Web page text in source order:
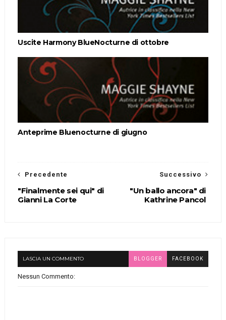
Uscite Harmony BlueNocturne di ottobre
Anteprime Bluenocturne di giugno
Successivo
"Un ballo ancora" di
Kathrine Pancol
Precedente
"Finalmente sei qui" di
Gianni La Corte
LASCIA UN COMMENTO BLOGGER FACEBOOK
Nessun Commento: